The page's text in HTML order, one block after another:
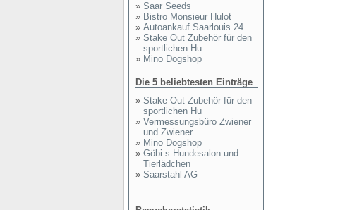
» Saar Seeds
» Bistro Monsieur Hulot
» Autoankauf Saarlouis 24
» Stake Out Zubehör für den
sportlichen Hu
» Mino Dogshop
Die 5 beliebtesten Einträge
» Stake Out Zubehör für den
sportlichen Hu
» Vermessungsbüro Zwiener
und Zwiener
» Mino Dogshop
» Göbi s Hundesalon und
Tierlädchen
» Saarstahl AG